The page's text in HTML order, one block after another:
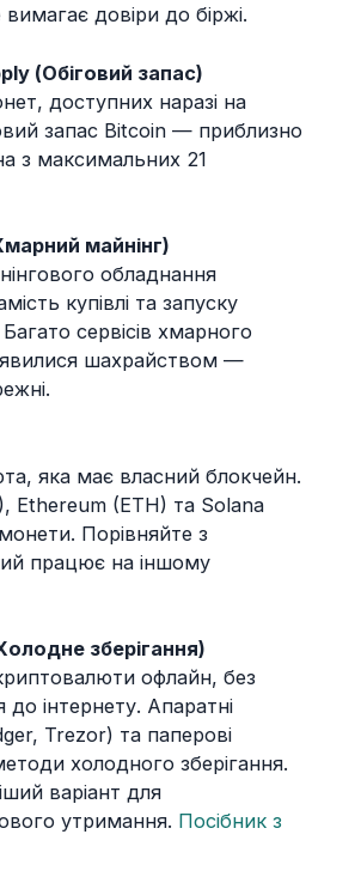
вимагає довіри до біржі.
(Обіговий запас)
доступних наразі на
запас Bitcoin — приблизно
з максимальних 21
майнінг)
обладнання
купівлі та запуску
сервісів хмарного
шахрайством —
яка має власний блокчейн.
Ethereum (ETH) та Solana
Порівняйте з
працює на іншому
зберігання)
офлайн, без
до інтернету. Апаратні
Trezor) та паперові
холодного зберігання.
варіант для
утримання. Посібник з